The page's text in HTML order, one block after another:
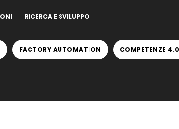
RICERCA E SVILUPPO
FACTORY AUTOMATION COMPETENZE 4.0